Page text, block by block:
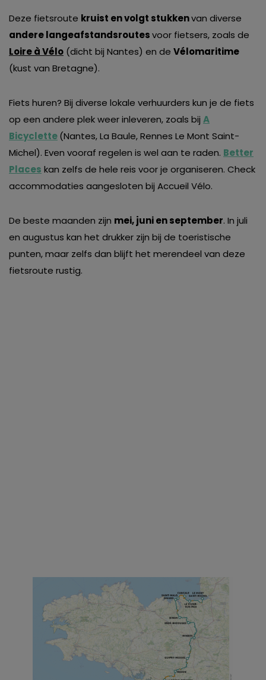
tonen en/of de inhoud van de advertenties op je
voorkeuren af te stemmen. Je kunt je voorkeuren
beheren via ‘Zelf instellen’. Klik je op ‘Accepteren en
doorgaan’ dan ga je akkoord met het gebruik van alle
Merci!
Deze fietsroute kruist en volgt stukkenvan diverse
andere langeafstandsroutesvoor fietsers, zoals de
Loire à Vélo (dicht bij Nantes) en de Vélomaritime
(kust van Bretagne).
Fiets huren? Bij diverse lokale verhuurders kun je de fiets
op een andere plek weer inleveren, zoals bij A
Bicyclette(Nantes, La Baule, Rennes Le Mont Saint-
Michel). Even vooraf regelen is wel aan te raden. Better
Places kan zelfs de hele reis voor je organiseren. Check
accommodaties aangesloten bij Accueil Vélo.
De beste maanden zijn mei, juni en september. In juli
en augustus kan het drukker zijn bij de toeristische
punten, maar zelfs dan blijft het merendeel van deze
fietsroute rustig.